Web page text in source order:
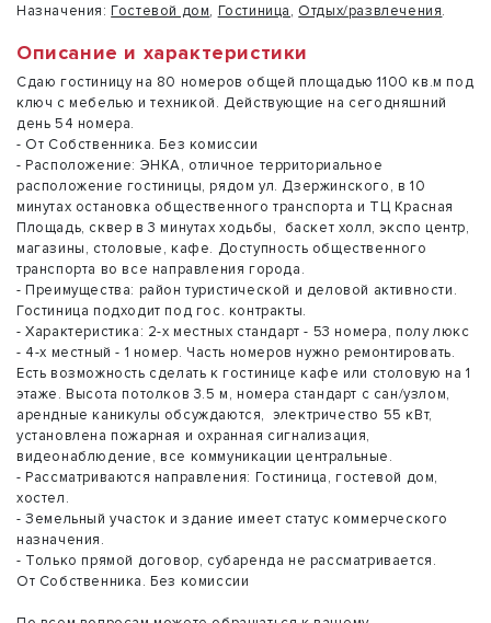
Назначения: Гостевой дом, Гостиница, Отдых/развлечения.
Описание и характеристики
Сдаю гостиницу на 80 номеров общей площадью 1100 кв.м под
ключ с мебелью и техникой. Действующие на сегодняшний
день 54 номера.
- От Собственника. Без комиссии
- Расположение: ЭНКА, отличное территориальное
расположение гостиницы, рядом ул. Дзержинского, в 10
минутах остановка общественного транспорта и ТЦ Красная
Площадь, сквер в 3 минутах ходьбы, баскет холл, экспо центр,
магазины, столовые, кафе. Доступность общественного
транспорта во все направления города.
- Преимущества: район туристической и деловой активности.
Гостиница подходит под гос. контракты.
- Характеристика: 2-х местных стандарт - 53 номера, полу люкс
- 4-х местный - 1 номер. Часть номеров нужно ремонтировать.
Есть возможность сделать к гостинице кафе или столовую на 1
этаже. Высота потолков 3.5 м, номера стандарт с сан/узлом,
арендные каникулы обсуждаются, электричество 55 кВт,
установлена пожарная и охранная сигнализация,
видеонаблюдение, все коммуникации центральные.
- Рассматриваются направления: Гостиница, гостевой дом,
хостел.
- Земельный участок и здание имеет статус коммерческого
назначения.
- Только прямой договор, субаренда не рассматривается.
От Собственника. Без комиссии